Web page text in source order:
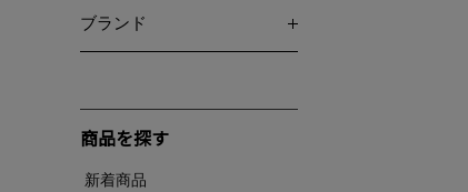
ブランド
商品を探す
新着商品